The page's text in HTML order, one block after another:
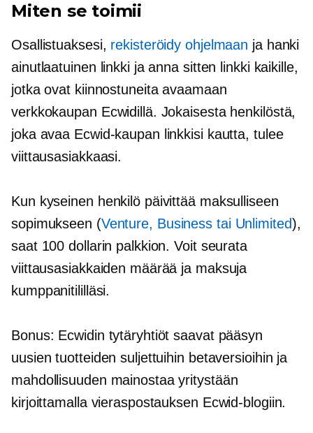
Miten se toimii
Osallistuaksesi, rekisteröidy ohjelmaan ja hanki
ainutlaatuinen linkki ja anna sitten linkki kaikille,
jotka ovat kiinnostuneita avaamaan
verkkokaupan Ecwidillä. Jokaisesta henkilöstä,
joka avaa Ecwid-kaupan linkkisi kautta, tulee
viittausasiakkaasi.
Kun kyseinen henkilö päivittää maksulliseen
sopimukseen (Venture, Business tai Unlimited),
saat 100 dollarin palkkion. Voit seurata
viittausasiakkaiden määrää ja maksuja
kumppanitililläsi.
Bonus: Ecwidin tytäryhtiöt saavat pääsyn
uusien tuotteiden suljettuihin betaversioihin ja
mahdollisuuden mainostaa yritystään
kirjoittamalla vieraspostauksen Ecwid-blogiin.